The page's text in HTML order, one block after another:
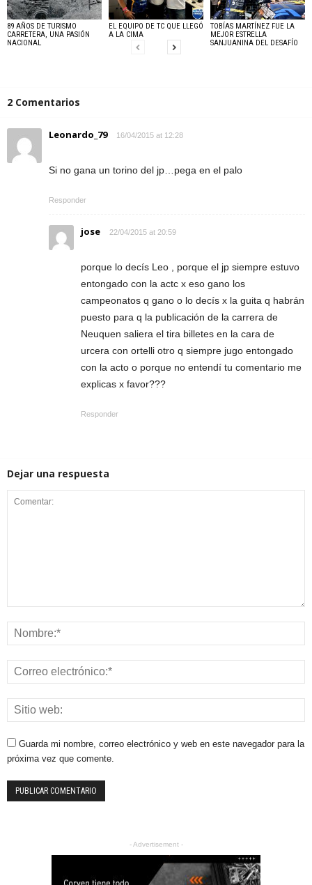
89 AÑOS DE TURISMO
CARRETERA, UNA PASIÓN
NACIONAL
EL EQUIPO DE TC QUE LLEGÓ
A LA CIMA
TOBÍAS MARTÍNEZ FUE LA
MEJOR ESTRELLA
SANJUANINA DEL DESAFÍO
2 Comentarios
Leonardo_79 16/04/2015 at 12:28
Si no gana un torino del jp…pega en el palo
Responder
jose 22/04/2015 at 20:59
porque lo decís Leo , porque el jp siempre estuvo
entongado con la actc x eso gano los
campeonatos q gano o lo decís x la guita q habrán
puesto para q la publicación de la carrera de
Neuquen saliera el tira billetes en la cara de
urcera con ortelli otro q siempre jugo entongado
con la acto o porque no entendí tu comentario me
explicas x favor???
Responder
Dejar una respuesta
Guarda mi nombre, correo electrónico y web en este navegador para la
próxima vez que comente.
- Advertisement -